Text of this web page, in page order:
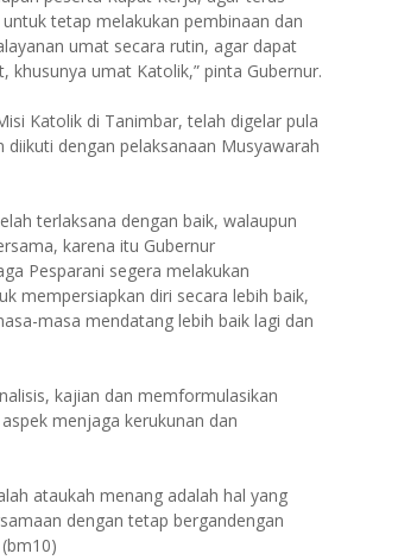
tetap melakukan pembinaan dan
umat secara rutin, agar dapat
umat Katolik,” pinta Gubernur.
Katolik di Tanimbar, telah digelar pula
dengan pelaksanaan Musyawarah
terlaksana dengan baik, walaupun
karena itu Gubernur
Pesparani segera melakukan
mempersiapkan diri secara lebih baik,
masa mendatang lebih baik lagi dan
kajian dan memformulasikan
menjaga kerukunan dan
ataukah menang adalah hal yang
dengan tetap bergandengan